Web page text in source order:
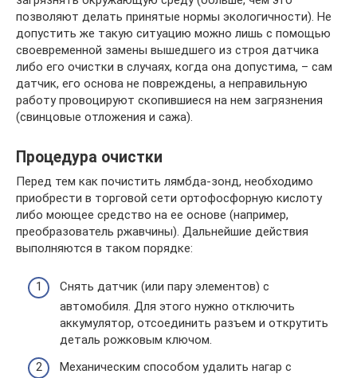
позволяют делать принятые нормы экологичности). Не
допустить же такую ситуацию можно лишь с помощью
своевременной замены вышедшего из строя датчика
либо его очистки в случаях, когда она допустима, – сам
датчик, его основа не повреждены, а неправильную
работу провоцируют скопившиеся на нем загрязнения
(свинцовые отложения и сажа).
Процедура очистки
Перед тем как почистить лямбда-зонд, необходимо
приобрести в торговой сети ортофосфорную кислоту
либо моющее средство на ее основе (например,
преобразователь ржавчины). Дальнейшие действия
выполняются в таком порядке:
Снять датчик (или пару элементов) с
автомобиля. Для этого нужно отключить
аккумулятор, отсоединить разъем и открутить
деталь рожковым ключом.
Механическим способом удалить нагар с